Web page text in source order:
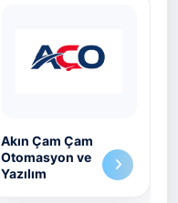
Akın Çam Çam
Otomasyon ve
Yazılım